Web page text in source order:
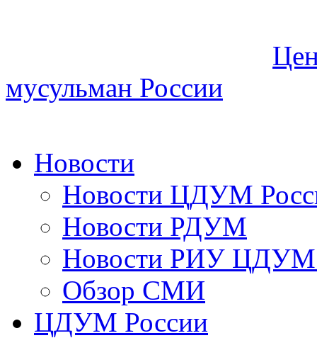
мусульман России
Новости
Новости ЦДУМ
Новости РДУМ
Новости РИУ ЦДУМ
Обзор СМИ
ЦДУМ России